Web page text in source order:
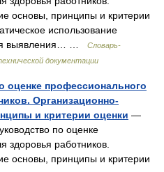
основы, принципы и критерии
использование
выявления… …
Словарь-
документации
оценке профессионального
Организационно-
и критерии оценки —
по оценке
здоровья работников.
основы, принципы и критерии